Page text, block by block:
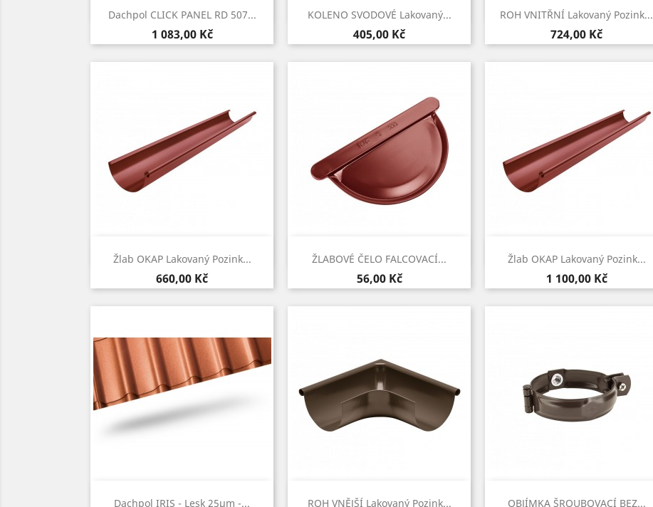
Dachpol CLICK PANEL RD 507...
Cena
1 083,00 Kč
Rychlý náhled KOLENO SVODOVÉ Lakovaný...
Cena
405,00 Kč
 Rychlý náhled ROH VNITŘNÍ Lakovaný Pozink...
Cena
724,00 Kč
Rychlý náhled
Žlab OKAP Lakovaný Pozink...
Cena
660,00 Kč
Rychlý náhled ŽLABOVÉ ČELO FALCOVACÍ...
Cena
56,00 Kč
Rychlý náhled Žlab OKAP Lakovaný Pozink...
Cena
1 100,00 Kč
Rychlý náhled
Dachpol IRIS - Lesk 25µm -...
Rychlý náhled ROH VNĚJŠÍ Lakovaný Pozink...
Rychlý náhled OBJÍMKA ŠROUBOVACÍ BEZ...
Rychlý náhled